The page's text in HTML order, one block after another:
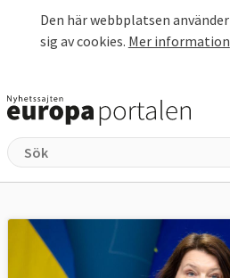
Den här webbplatsen använder
sig av cookies. Mer information